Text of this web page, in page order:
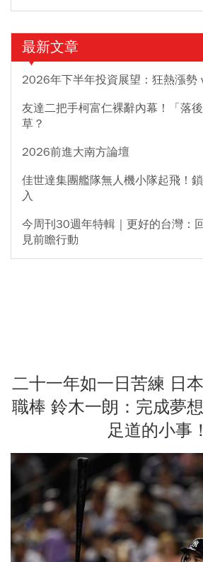
最新文章
2026年下半年投資展望：狂熱漲勢
友達二把手柯富仁裸辭內幕！「落
草？
2026前進大南方論壇
佳世達集團艦隊無人機小隊起飛！
入
今周刊30週年特輯｜更好的台灣：
見前瞻行動
二十一年如一日苦練 日
職棒 鈴木一朗：完成夢
足道的小事！